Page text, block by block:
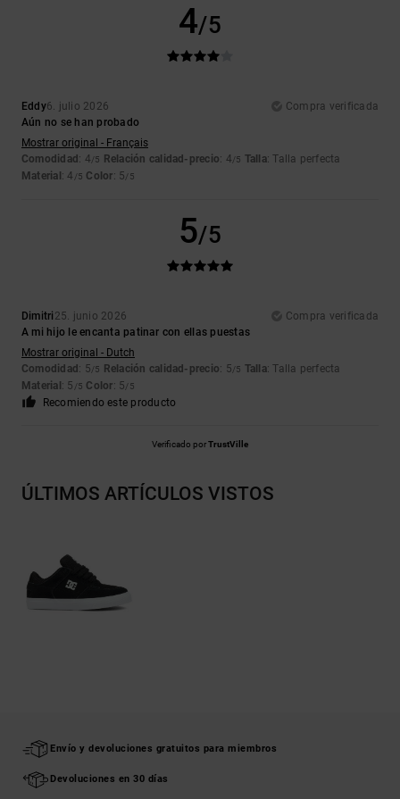
4/5
Eddy6. julio 2026
Compra verificada
Aún no se han probado
Mostrar original - Français
Comodidad : 4/5 Relación calidad-precio: 4/5 Talla: Talla perfecta
Material : 4 /5 Color: 5/5
5/5
Dimitri 25. junio 2026
Compra verificada
A mi hijo le encanta patinar con ellas puestas
Mostrar original - Dutch
Comodidad : 5/5 Relación calidad-precio: 5/5 Talla: Talla perfecta
Material : 5 /5 Color: 5/5
Recomiendo este producto
Verificado porTrustVille
ÚLTIMOS ARTÍCULOS VISTOS
Envío y devoluciones gratuitos para miembros
Devoluciones en 30 días